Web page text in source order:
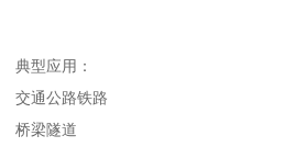
典型应用：
交通公路铁路
桥梁隧道